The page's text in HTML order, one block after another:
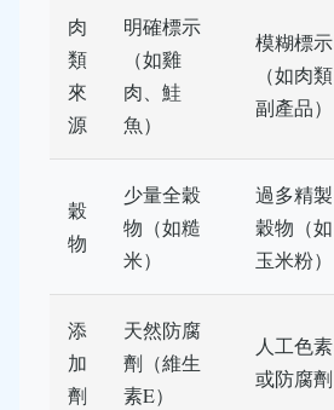
肉
類
來
源
明確標示
（如雞
肉、鮭
魚）
模糊標示
（如肉類
副產品）
穀
物
少量全穀
物（如糙
米）
過多精製
穀物（如
玉米粉）
添
加
劑
天然防腐
劑（維生
素E）
人工色素
或防腐劑